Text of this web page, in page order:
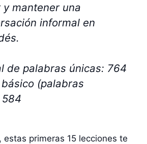
y mantener una
informal en
de palabras únicas: 764
(palabras
estas primeras 15 lecciones te